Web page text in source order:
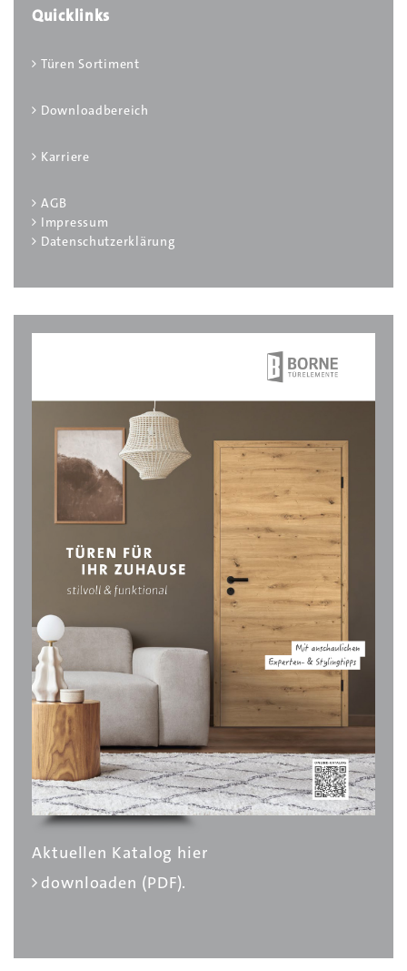
Quicklinks
Türen Sortiment
Downloadbereich
Karriere
AGB
Impressum
Datenschutzerklärung
Aktuellen Katalog hier
downloaden (PDF).